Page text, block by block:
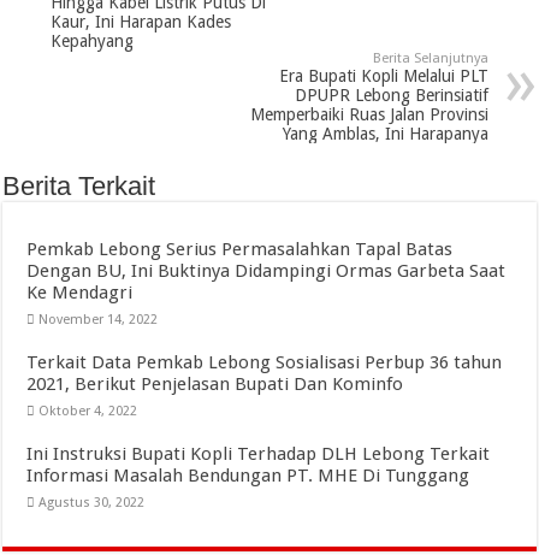
Kaur, Ini Harapan Kades
Kepahyang
Berita Selanjutnya
Era Bupati Kopli Melalui PLT
DPUPR Lebong Berinsiatif
Memperbaiki Ruas Jalan Provinsi
Yang Amblas, Ini Harapanya
Berita Terkait
Pemkab Lebong Serius Permasalahkan Tapal Batas
Dengan BU, Ini Buktinya Didampingi Ormas Garbeta Saat
Ke Mendagri
November 14, 2022
Terkait Data Pemkab Lebong Sosialisasi Perbup 36 tahun
2021, Berikut Penjelasan Bupati Dan Kominfo
Oktober 4, 2022
Ini Instruksi Bupati Kopli Terhadap DLH Lebong Terkait
Informasi Masalah Bendungan PT. MHE Di Tunggang
Agustus 30, 2022